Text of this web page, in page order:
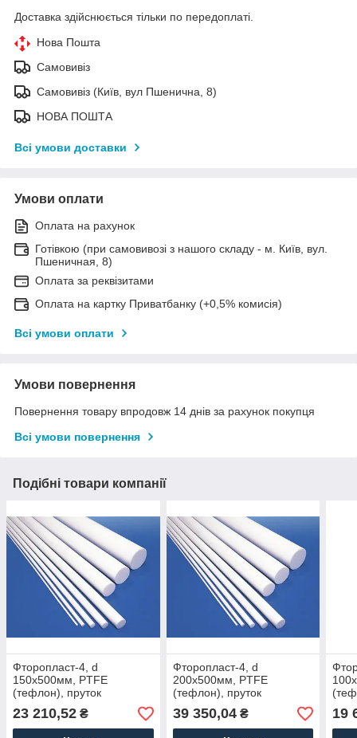
Доставка здійснюється тільки по передоплаті.
Нова Пошта
Самовивіз
Самовивіз (Київ, вул Пшенична, 8)
НОВА ПОШТА
Всі умови доставки
Умови оплати
Оплата на рахунок
Готівкою (при самовивозі з нашого складу - м. Київ, вул.
Пшеничная, 8)
Оплата за реквізитами
Оплата на картку Приватбанку (+0,5% комисія)
Всі умови оплати
Умови повернення
Повернення товару впродовж 14 днів за рахунок покупця
Всі умови повернення
Подібні товари компанії
Фторопласт-4, d
150х500мм, PTFE
(тефлон), пруток
23 210,52 ₴
Фторопласт-4, d
200х500мм, PTFE
(тефлон), пруток
39 350,04₴ 19